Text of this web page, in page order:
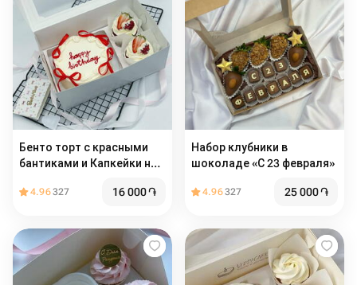
Бенто торт с красными
бантиками и Капкейки на
4.96327 16 000֏
Набор клубники в
шоколаде «С 23 февраля»
4.96327 25 000֏